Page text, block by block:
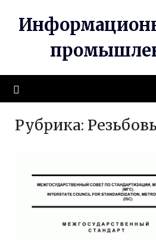
содержимому
Рубрика: